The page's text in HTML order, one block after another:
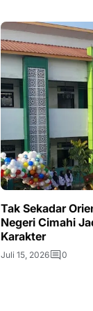
Tak Sekadar
Negeri Cimahi
Karakter
Juli 15, 2026 0